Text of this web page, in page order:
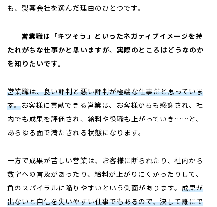
も、製薬会社を選んだ理由のひとつです。
——営業職は「キツそう」といったネガティブイメージを持
たれがちな仕事かと思いますが、実際のところはどうなのか
を知りたいです。
営業職は、良い評判と悪い評判が極端な仕事だと思っていま
す。お客様に貢献できる営業は、お客様からも感謝され、社
内でも成果を評価され、給料や役職も上がっていき……と、
あらゆる面で満たされる状態になります。
一方で成果が苦しい営業は、お客様に断られたり、社内から
数字への言及があったり、給料が上がりにくかったりして、
負のスパイラルに陥りやすいという側面があります。成果が
出ないと自信を失いやすい仕事でもあるので、決して誰にで